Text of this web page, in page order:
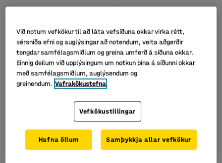
Útdraganleg hilla fyrir
burðarbita, 700 kg,
1240x830 mm
Vörunr.:238511
Burðarplata fyrir
brettakraga
Vörunr.:238513
Við notum vefkökur til að láta vefsíðuna okkar virka rétt,
sérsníða efni og auglýsingar að notendum, veita aðgerðir
tengdar samfélagsmiðlum og greina umferð á síðuna okkar.
Einnig deilum við upplýsingum um notkun þína á síðunni okkar
með samfélagsmiðlum, auglýsendum og
greinendum. Vafrakökustefna
Vefkökustillingar
Hafna öllum Samþykkja allar vefkökur